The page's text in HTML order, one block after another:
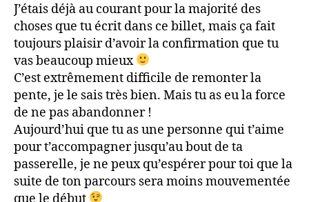
J’étais déjà au courant pour la majorité des
choses que tu écrit dans ce billet, mais ça fait
toujours plaisir d’avoir la confirmation que tu
vas beaucoup mieux
C’est extrêmement difficile de remonter la
pente, je le sais très bien. Mais tu as eu la force
de ne pas abandonner !
Aujourd’hui que tu as une personne qui t’aime
pour t’accompagner jusqu’au bout de ta
passerelle, je ne peux qu’espérer pour toi que la
suite de ton parcours sera moins mouvementée
que le début